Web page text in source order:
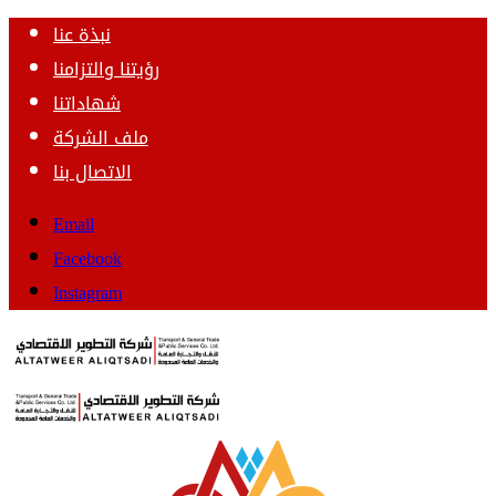
نبذة عنا
رؤيتنا والتزامنا
شهاداتنا
ملف الشركة
الاتصال بنا
Email
Facebook
Instagram